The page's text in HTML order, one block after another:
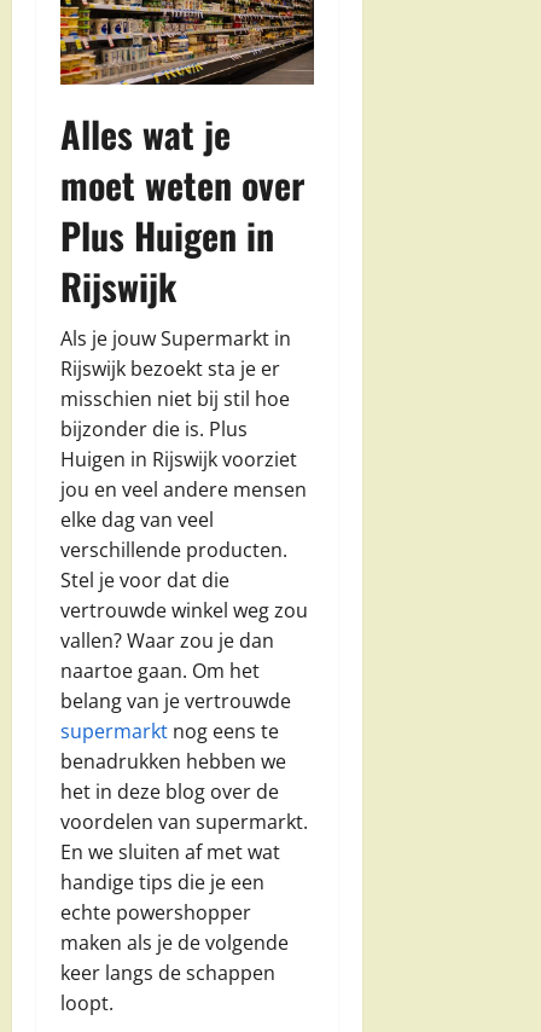
Alles wat je
moet weten over
Plus Huigen in
Rijswijk
Als je jouw Supermarkt in
Rijswijk bezoekt sta je er
misschien niet bij stil hoe
bijzonder die is. Plus
Huigen in Rijswijk voorziet
jou en veel andere mensen
elke dag van veel
verschillende producten.
Stel je voor dat die
vertrouwde winkel weg zou
vallen? Waar zou je dan
naartoe gaan. Om het
belang van je vertrouwde
supermarkt nog eens te
benadrukken hebben we
het in deze blog over de
voordelen van supermarkt.
En we sluiten af met wat
handige tips die je een
echte powershopper
maken als je de volgende
keer langs de schappen
loopt.